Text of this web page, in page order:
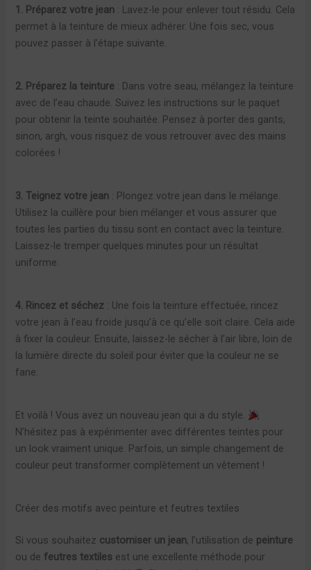
1. Préparez votre jean : Lavez-le pour enlever tout résidu. Cela
permet à la teinture de mieux adhérer. Une fois sec, vous
pouvez passer à l’étape suivante.
2. Préparez la teinture : Dans votre seau, mélangez la teinture
avec de l’eau chaude. Suivez les instructions sur le paquet
pour obtenir la teinte souhaitée. Pensez à porter des gants,
sinon, argh, vous risquez de vous retrouver avec des mains
colorées !
3. Teignez votre jean : Plongez votre jean dans le mélange.
Utilisez la cuillère pour bien mélanger et vous assurer que
toutes les parties du tissu sont en contact avec la teinture.
Laissez-le tremper quelques minutes pour un résultat
uniforme.
4. Rincez et séchez : Une fois la teinture effectuée, rincez
votre jean à l’eau froide jusqu’à ce qu’elle soit claire. Cela aide
à fixer la couleur. Ensuite, laissez-le sécher à l’air libre, loin de
la lumière directe du soleil pour éviter que la couleur ne se
fane.
Et voilà ! Vous avez un nouveau jean qui a du style.
N’hésitez pas à expérimenter avec différentes teintes pour
un look vraiment unique. Parfois, un simple changement de
couleur peut transformer complètement un vêtement !
Créer des motifs avec peinture et feutres textiles
Si vous souhaitez customiser un jean, l’utilisation de peinture
ou de feutres textiles est une excellente méthode pour